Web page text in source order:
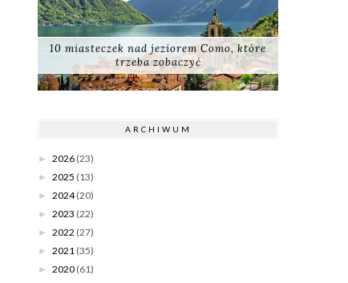
10 miasteczek nad jeziorem Como, które
trzeba zobaczyć
ARCHIWUM
► 2026 (23)
► 2025 (13)
► 2024 (20)
► 2023 (22)
► 2022 (27)
► 2021 (35)
► 2020 (61)